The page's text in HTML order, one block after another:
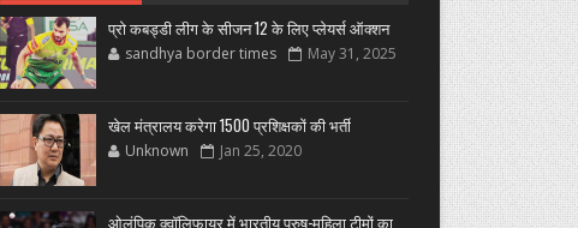
प्रो कबड्डी लीग के सीजन 12 के लिए प्लेयर्स ऑक्शन
sandhya border times May 31, 2025
खेल मंत्रालय करेगा 1500 प्रशिक्षकों की भर्ती
Unknown Jan 25, 2020
ओलंपिक क्वॉलिफायर में भारतीय पुरुष-महिला टीमों का